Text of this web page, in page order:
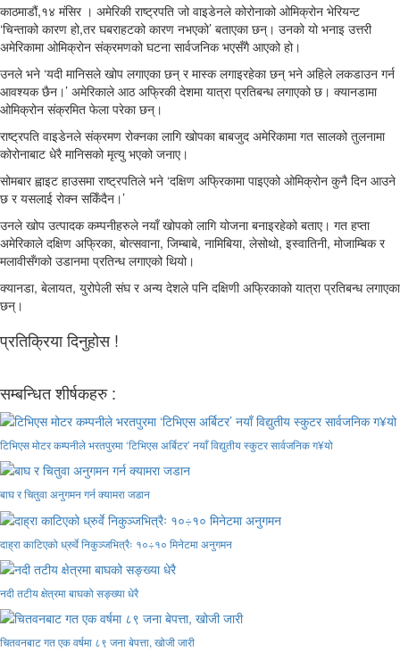
काठमाडौं,१४ मंसिर । अमेरिकी राष्ट्रपति जो वाइडेनले कोरोनाको ओमिक्रोन भेरियन्ट
‘चिन्ताको कारण हो,तर घबराहटको कारण नभएको’ बताएका छन्। उनको यो भनाइ उत्तरी
अमेरिकामा ओमिक्रोन संक्रमणको घटना सार्वजनिक भएसँगै आएको हो।
उनले भने ‘यदी मानिसले खोप लगाएका छन् र मास्क लगाइरहेका छन् भने अहिले लकडाउन गर्न
आवश्यक छैन।’ अमेरिकाले आठ अफ्रिकी देशमा यात्रा प्रतिबन्ध लगाएको छ। ‍क्यानडामा
ओमिक्रोन संक्रमित फेला परेका छन्।
राष्ट्रपति वाइडेनले संक्रमण रोक्नका लागि खोपका बाबजुद अमेरिकामा गत सालको तुलनामा
कोरोनाबाट धेरै मानिसको मृत्यु भएको जनाए।
सोमबार ह्वाइट हाउसमा राष्ट्रपतिले भने ‘दक्षिण अफ्रिकामा पाइएको ओमिक्रोन कुनै दिन आउने
छ र यसलाई रोक्न सकिँदैन।’
उनले खोप उत्पादक कम्पनीहरुले नयाँ खोपको लागि योजना बनाइरहेको बताए। गत हप्ता
अमेरिकाले ‍दक्षिण अफ्रिका, बोत्सवाना, जिम्बाबे, नामिबिया, लेसोथो, इस्वातिनी, मोजाम्बिक र
मलावीसँगको उडानमा प्रतिन्ध लगाएको थियो।
क्यानडा, बेलायत, युरोपेली संघ र अन्य देशले पनि दक्षिणी अफ्रिकाको यात्रा प्रतिबन्ध लगाएका
छन्।
प्रतिक्रिया दिनुहोस !
सम्बन्धित शीर्षकहरु :
टिभिएस मोटर कम्पनीले भरतपुरमा ‘टिभिएस अर्बिटर’ नयाँ विद्युतीय स्कुटर सार्वजनिक ग¥यो
बाघ र चितुवा अनुगमन गर्न क्यामरा जडान
दाह्रा काटिएको ध्रुर्वे निकुञ्जभित्रैः १०÷१० मिनेटमा अनुगमन
नदी तटीय क्षेत्रमा बाघको सङ्ख्या धेरै
चितवनबाट गत एक वर्षमा ८९ जना बेपत्ता, खोजी जारी